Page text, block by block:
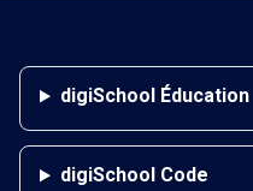
digiSchool Éducation
digiSchool Code